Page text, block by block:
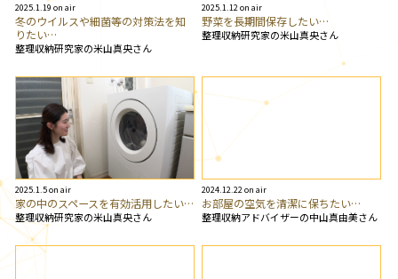
2025.1.19 on air
冬のウイルスや細菌等の対策法を知
りたい…
整理収納研究家の米山真央さん
2025.1.12 on air
野菜を長期間保存したい…
整理収納研究家の米山真央さん
2025.1.5 on air
家の中のスペースを有効活用したい…
整理収納研究家の米山真央さん
2024.12.22 on air
お部屋の空気を清潔に保ちたい…
整理収納アドバイザーの中山真由美さん